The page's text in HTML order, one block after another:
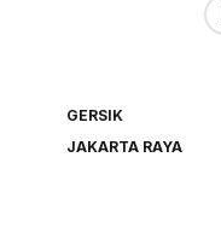
GERSIK
JAKARTA RAYA